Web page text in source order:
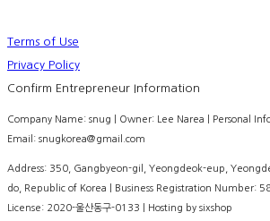
Terms of Use
Privacy Policy
Confirm Entrepreneur Information
Company Name: snug | Owner: Lee Narea | Personal
Email: snugkorea@gmail.com
Address: 350, Gangbyeon-gil, Yeongdeok-eup,
do, Republic of Korea | Business Registration Number:
License: 2020-울산동구-0133 | Hosting by sixshop